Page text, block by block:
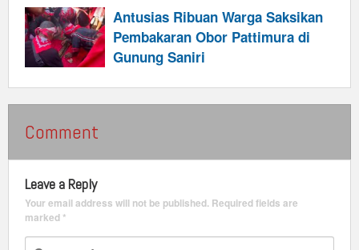
Antusias Ribuan Warga Saksikan
Pembakaran Obor Pattimura di
Gunung Saniri
Comment
Leave a Reply
Your email address will not be published. Required fields are
marked*